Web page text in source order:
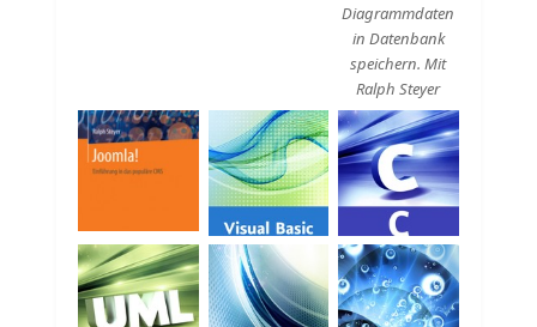
Diagrammdaten
in Datenbank
speichern. Mit
Ralph Steyer